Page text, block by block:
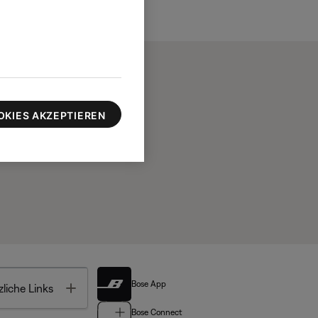
Links Toggle Bose App
Bose Connect
AKZEPTIEREN